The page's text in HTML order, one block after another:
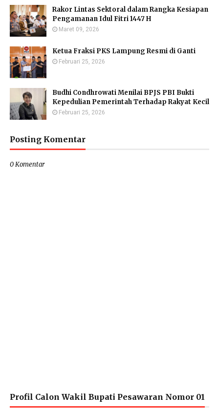
Rakor Lintas Sektoral dalam Rangka Kesiapan
Pengamanan Idul Fitri 1447 H
Maret 09, 2026
Ketua Fraksi PKS Lampung Resmi di Ganti
Februari 25, 2026
Budhi Condhrowati Menilai BPJS PBI Bukti
Kepedulian Pemerintah Terhadap Rakyat Kecil
Februari 25, 2026
Posting Komentar
0 Komentar
Profil Calon Wakil Bupati Pesawaran Nomor 01